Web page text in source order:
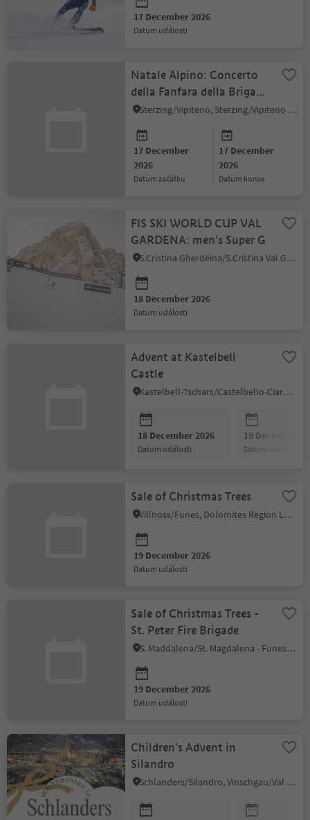
17 December 2026
datum události
Natale Alpino: Concerto
della Fanfara della Brigata
Alpina "Julia"
Sterzing/Vipiteno, Sterzing/Vipiteno and environs
17 December
2026
datum začátku
17 December
2026
datum konce
FIS SKI WORLD CUP VAL
GARDENA: men's Super G
S.Cristina Gherdëina/S.Cristina Val Gardena/S.Cristina Gherdëina/St.Christina in Gröden, S.Crestina Gherdëina/Santa Cristina Val Gardana, Dolomites Region Val Gardena
18 December 2026
datum události
Advent at Kastelbell
Castle
Kastelbell-Tschars/Castelbello-Ciardes, Vinschgau/Val Venosta
18 December 2026
datum události
19 December
datum události
Sale of Christmas Trees
Villnöss/Funes, Dolomites Region Lüsen Villnöss
19 December 2026
datum události
Sale of Christmas Trees -
St. Peter Fire Brigade
S. Maddalena/St. Magdalena - Funes/Villnöss, Villnöss/Funes, Dolomites Region Lüsen Villnöss
19 December 2026
datum události
Children’s Advent in
Silandro
Schlanders/Silandro, Vinschgau/Val Venosta